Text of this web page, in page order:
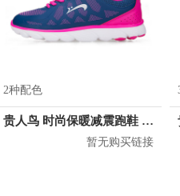
2种配色
贵人鸟 时尚保暖减震跑鞋 P65208
暂无购买链接